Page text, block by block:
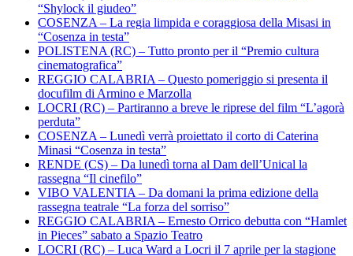
“Shylock il giudeo”
COSENZA – La regia limpida e coraggiosa della Misasi in
“Cosenza in testa”
POLISTENA (RC) – Tutto pronto per il “Premio cultura
cinematografica”
REGGIO CALABRIA – Questo pomeriggio si presenta il
docufilm di Armino e Marzolla
LOCRI (RC) – Partiranno a breve le riprese del film “L’agorà
perduta”
COSENZA – Lunedì verrà proiettato il corto di Caterina
Minasi “Cosenza in testa”
RENDE (CS) – Da lunedì torna al Dam dell’Unical la
rassegna “Il cinefilo”
VIBO VALENTIA – Da domani la prima edizione della
rassegna teatrale “La forza del sorriso”
REGGIO CALABRIA – Ernesto Orrico debutta con “Hamlet
in Pieces” sabato a Spazio Teatro
LOCRI (RC) – Luca Ward a Locri il 7 aprile per la stagione